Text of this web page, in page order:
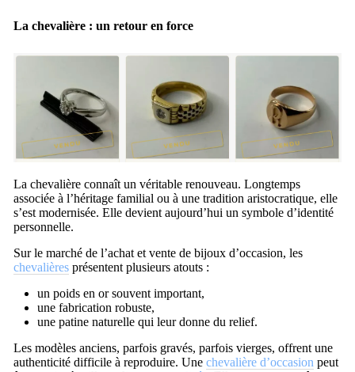
La chevalière : un retour en force
La chevalière connaît un véritable renouveau. Longtemps
associée à l’héritage familial ou à une tradition aristocratique, elle
s’est modernisée. Elle devient aujourd’hui un symbole d’identité
personnelle.
Sur le marché de l’achat et vente de bijoux d’occasion, les
chevalières présentent plusieurs atouts :
un poids en or souvent important,
une fabrication robuste,
une patine naturelle qui leur donne du relief.
Les modèles anciens, parfois gravés, parfois vierges, offrent une
authenticité difficile à reproduire. Une chevalière d’occasion peut